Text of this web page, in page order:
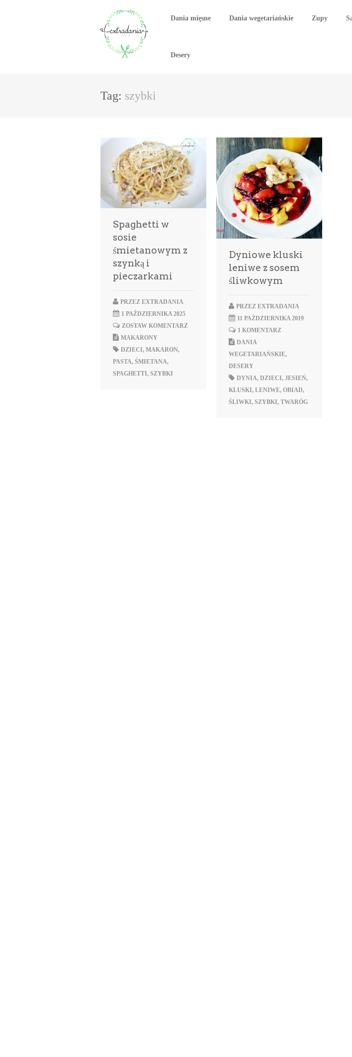
Dania mięsne Dania wegetariańskie Zupy
Desery
Tag: szybki
Spaghetti w
sosie
śmietanowym z
szynką i
pieczarkami
PRZEZ EXTRADANIA
1 PAŹDZIERNIKA 2025
ZOSTAW KOMENTARZ
MAKARONY
DZIECI, MAKARON,
PASTA, ŚMIETANA,
SPAGHETTI, SZYBKI
Dyniowe kluski
leniwe z sosem
śliwkowym
PRZEZ EXTRADANIA
11 PAŹDZIERNIKA 2019
1 KOMENTARZ
DANIA
WEGETARIAŃSKIE,
DESERY
DYNIA, DZIECI, JESIEŃ,
KLUSKI, LENIWE, OBIAD,
ŚLIWKI, SZYBKI, TWARÓG